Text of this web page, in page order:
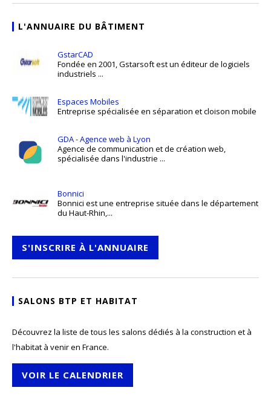
L'ANNUAIRE DU BÂTIMENT
GstarCAD
Fondée en 2001, Gstarsoft est un éditeur de logiciels
industriels ...
Espaces Mobiles
Entreprise spécialisée en séparation et cloison mobile
GDA - Agence web à Lyon
Agence de communication et de création web,
spécialisée dans l'industrie ...
Bonnici
Bonnici est une entreprise située dans le département
du Haut-Rhin,...
S'INSCRIRE À L'ANNUAIRE
SALONS BTP ET HABITAT
Découvrez la liste de tous les salons dédiés à la construction et à
l'habitat à venir en France.
VOIR LE CALENDRIER